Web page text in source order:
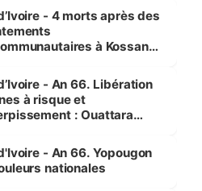
futures »
- 4 morts après des
à Kossandji
des sinistrés- An 66. Libération
à risque et
: Ouattara
droit pour préserver les
»
- An 66. Yopougon
nationales